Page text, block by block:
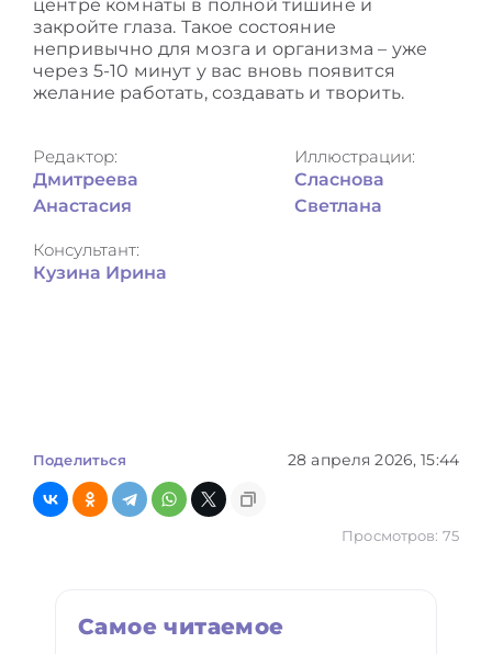
центре комнаты в полной тишине и
закройте глаза. Такое состояние
непривычно для мозга и организма – уже
через 5-10 минут у вас вновь появится
желание работать, создавать и творить.
Редактор:
Дмитреева
Анастасия
Иллюстрации:
Сласнова
Светлана
Консультант:
Кузина Ирина
Поделиться 28 апреля 2026, 15:44
Просмотров: 75
Самое читаемое